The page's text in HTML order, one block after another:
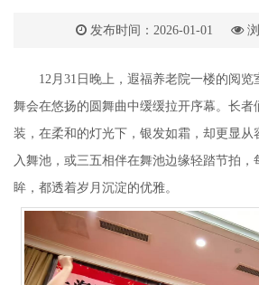
发布时间：2026-01-01 浏
12月31日晚上，遐福养老院一楼的阅
舞会在悠扬的圆舞曲中缓缓拉开序幕。长者
装，在柔和的灯光下，银发如霜，却更显从
入舞池，或三五相伴在舞池边缘轻踏节拍，
眸，都透着岁月沉淀的优雅。